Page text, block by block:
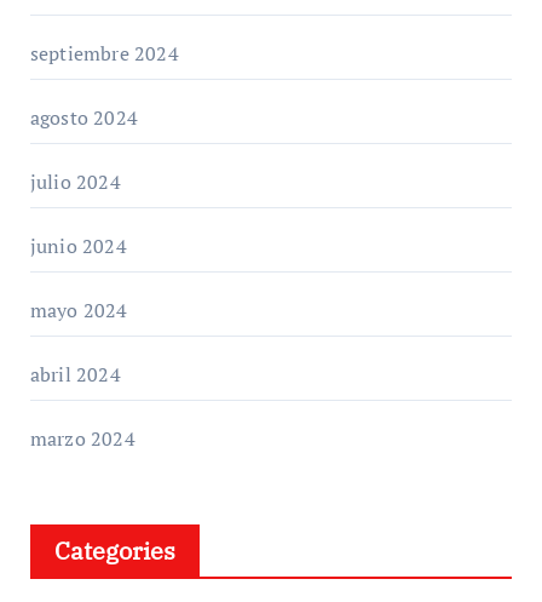
septiembre 2024
agosto 2024
julio 2024
junio 2024
mayo 2024
abril 2024
marzo 2024
Categories